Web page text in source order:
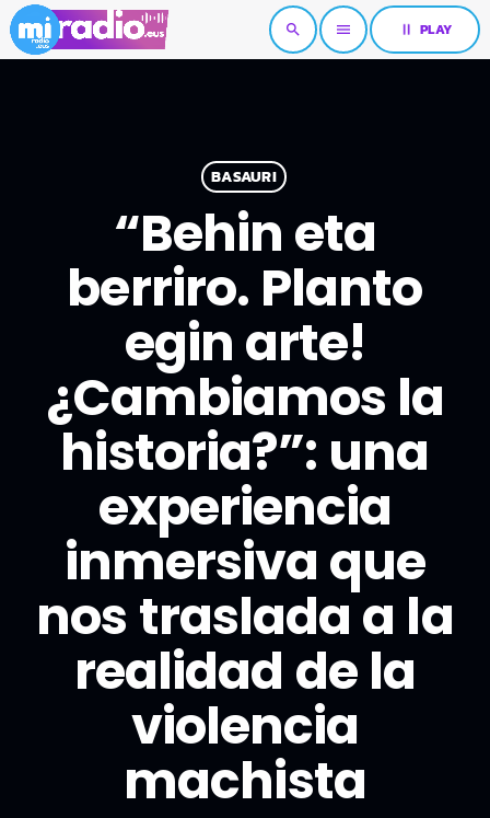
search menu pause PLAY
BASAURI
“Behin eta
berriro. Planto
egin arte!
¿Cambiamos la
historia?”: una
experiencia
inmersiva que
nos traslada a la
realidad de la
violencia
machista